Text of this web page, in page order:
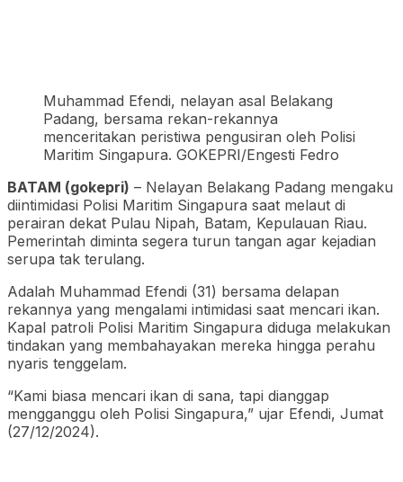
Muhammad Efendi, nelayan asal Belakang
Padang, bersama rekan-rekannya
menceritakan peristiwa pengusiran oleh Polisi
Maritim Singapura. GOKEPRI/Engesti Fedro
BATAM (gokepri) – Nelayan Belakang Padang mengaku
diintimidasi Polisi Maritim Singapura saat melaut di
perairan dekat Pulau Nipah, Batam, Kepulauan Riau.
Pemerintah diminta segera turun tangan agar kejadian
serupa tak terulang.
Adalah Muhammad Efendi (31) bersama delapan
rekannya yang mengalami intimidasi saat mencari ikan.
Kapal patroli Polisi Maritim Singapura diduga melakukan
tindakan yang membahayakan mereka hingga perahu
nyaris tenggelam.
“Kami biasa mencari ikan di sana, tapi dianggap
mengganggu oleh Polisi Singapura,” ujar Efendi, Jumat
(27/12/2024).